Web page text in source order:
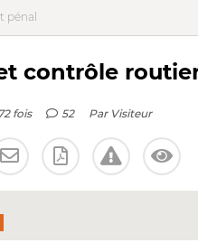
pénal
contrôle
fois 52 Par Visiteur